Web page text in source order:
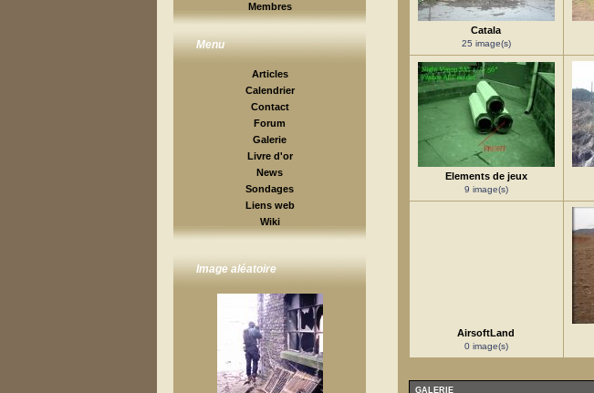
Membres
Menu
Articles
Calendrier
Contact
Forum
Galerie
Livre d'or
News
Sondages
Liens web
Wiki
Image aléatoire
Catala
25 image(s)
Elements de jeux
9 image(s)
AirsoftLand
0 image(s)
GALERIE